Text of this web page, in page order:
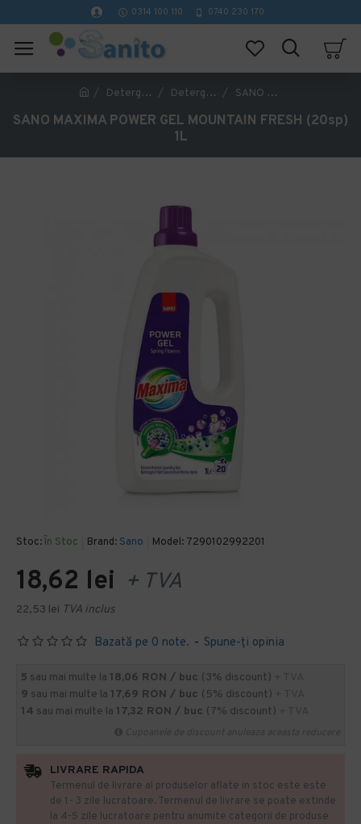
0314 100 110 0740 230 170
Detergenti profesionali curatenie Detergent Profesional Rufe si Tesaturi SANO MAXIMA POWER GEL MOUNTAIN FRESH (20sp) 1L
SANO MAXIMA POWER GEL MOUNTAIN FRESH (20sp)
1L
Stoc: În Stoc Brand: Sano Model: 7290102992201
Bazată pe 0 note. - Spune-ţi opinia
18,62 lei + TVA
22,53 lei TVA inclus
5 sau mai multe la 18,06 RON / buc (3% discount)
9 sau mai multe la 17,69 RON / buc (5% discount)
14 sau mai multe la 17,32 RON / buc (7% discount)
LIVRARE RAPIDA
Termenul de livrare al produselor aflate in stoc este este
de 1- 3 zile lucratoare. Termenul de livrare se poate extinde
la 4-5 zile lucratoare pentru anumite categorii de produse